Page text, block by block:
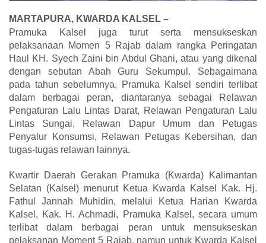
MARTAPURA, KWARDA KALSEL –
Pramuka Kalsel juga turut serta mensukseskan
pelaksanaan Momen 5 Rajab dalam rangka Peringatan
Haul KH. Syech Zaini bin Abdul Ghani, atau yang dikenal
dengan sebutan Abah Guru Sekumpul. Sebagaimana
pada tahun sebelumnya, Pramuka Kalsel sendiri terlibat
dalam berbagai peran, diantaranya sebagai Relawan
Pengaturan Lalu Lintas Darat, Relawan Pengaturan Lalu
Lintas Sungai, Relawan Dapur Umum dan Petugas
Penyalur Konsumsi, Relawan Petugas Kebersihan, dan
tugas-tugas relawan lainnya.
Kwartir Daerah Gerakan Pramuka (Kwarda) Kalimantan
Selatan (Kalsel) menurut Ketua Kwarda Kalsel Kak. Hj.
Fathul Jannah Muhidin, melalui Ketua Harian Kwarda
Kalsel, Kak. H. Achmadi, Pramuka Kalsel, secara umum
terlibat dalam berbagai peran untuk mensukseskan
pelaksanan Moment 5 Rajab, namun untuk Kwarda Kalsel